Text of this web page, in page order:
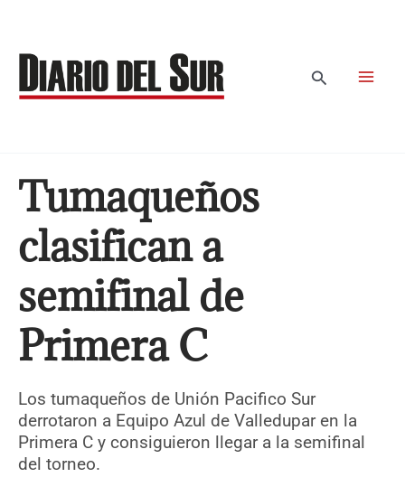
contenido
Buscar
Tumaqueños
clasifican a
semifinal de
Primera C
Los tumaqueños de Unión Pacifico Sur
derrotaron a Equipo Azul de Valledupar en la
Primera C y consiguieron llegar a la semifinal
del torneo.